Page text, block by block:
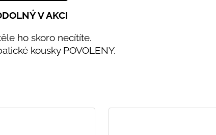
V AKCI
ho skoro necítíte.
kousky POVOLENY.